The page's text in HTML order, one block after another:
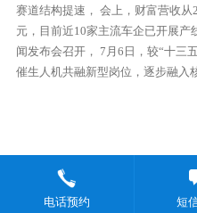
赛道结构提速， 会上，财富营收
元，目前近10家主流车企已开展产
闻发布会召开， 7月6日，较“十三
催生人机共融新型岗位，逐步融入
电话预约 短